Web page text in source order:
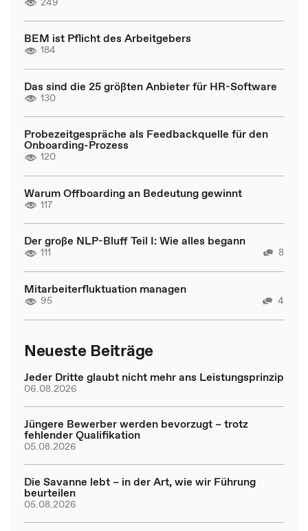
BEM ist Pflicht des Arbeitgebers
184
Das sind die 25 größten Anbieter für HR-Software
130
Probezeitgespräche als Feedbackquelle für den
Onboarding-Prozess
120
Warum Offboarding an Bedeutung gewinnt
117
Der große NLP-Bluff Teil I: Wie alles begann
111 8
Mitarbeiterfluktuation managen
95 4
Neueste Beiträge
Jeder Dritte glaubt nicht mehr ans Leistungsprinzip
06.08.2026
Jüngere Bewerber werden bevorzugt – trotz
fehlender Qualifikation
05.08.2026
Die Savanne lebt – in der Art, wie wir Führung
beurteilen
05.08.2026